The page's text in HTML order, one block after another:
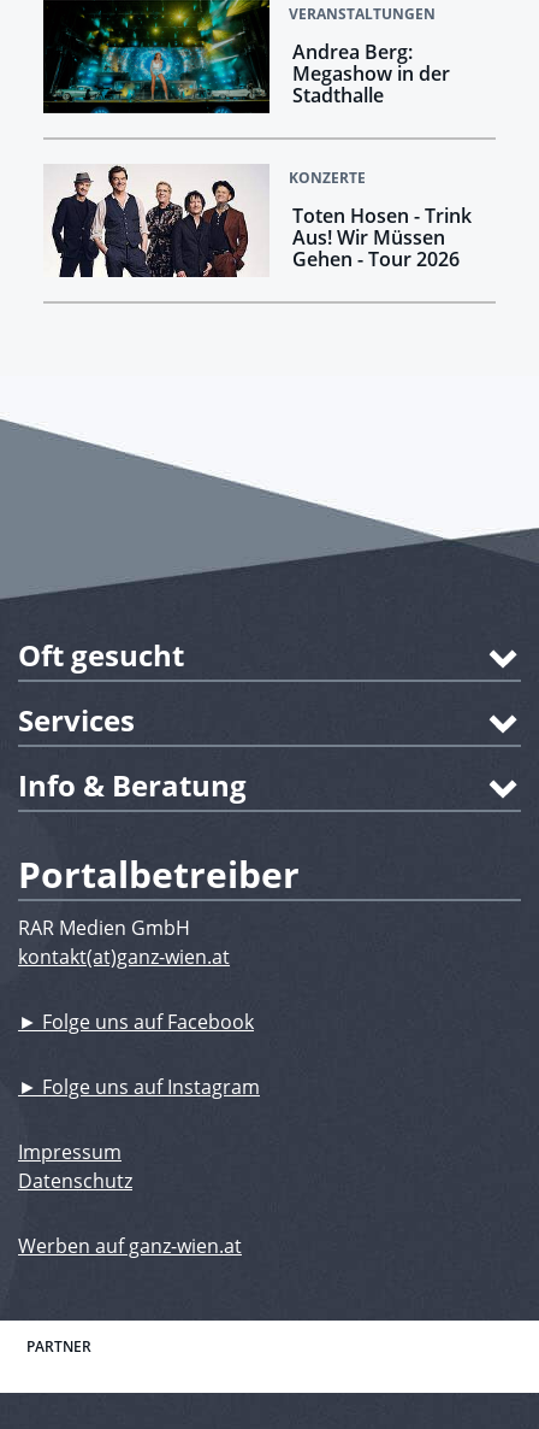
VERANSTALTUNGEN
Andrea Berg:
Megashow in der
Stadthalle
KONZERTE
Toten Hosen - Trink
Aus! Wir Müssen
Gehen - Tour 2026
Oft gesucht
Services
Info & Beratung
Portalbetreiber
RAR Medien GmbH
kontakt(at)ganz-wien.at
► Folge uns auf Facebook
► Folge uns auf Instagram
Impressum
Datenschutz
Werben auf ganz-wien.at
PARTNER